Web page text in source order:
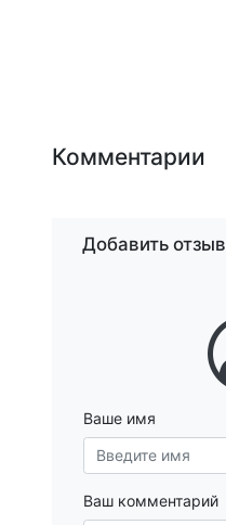
Комментарии
Добавить отзыв
Ваше имя
Ваш комментарий